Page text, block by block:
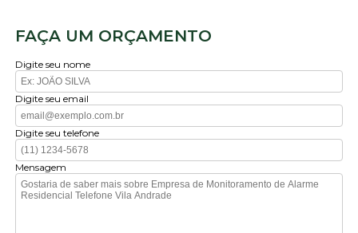
FAÇA UM ORÇAMENTO
Digite seu nome
Digite seu email
Digite seu telefone
Mensagem